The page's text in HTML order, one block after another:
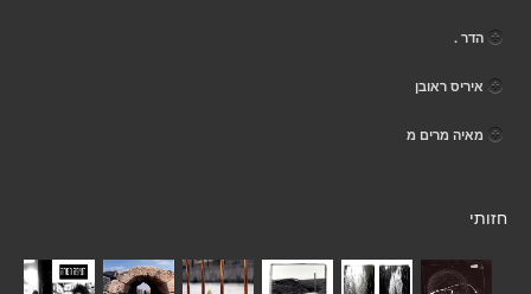
הדר .
איריס ראובן
מאיה מרים מ
חזותי